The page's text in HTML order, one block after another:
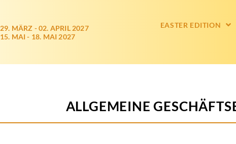
29. MÄRZ - 02. APRIL 2027
15. MAI - 18. MAI 2027
EASTER EDITION
ALLGEMEINE